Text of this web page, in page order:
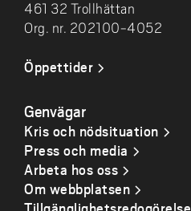
461 32 Trollhättan
Org. nr. 202100-4052
Öppettider
Genvägar
Kris och nödsituation
Press och media
Arbeta hos oss
Om webbplatsen